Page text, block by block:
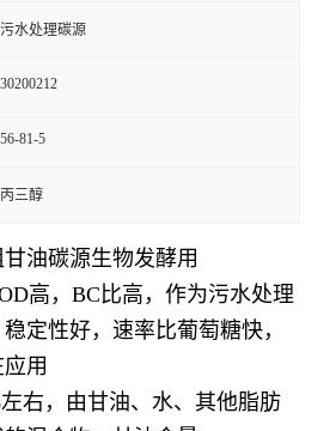
污水处理碳源
30200212
56-81-5
丙三醇
油碳源生物发酵用
高，BC比高，作为污水处理
定性好，速率比葡萄糖快，
用
右，由甘油、水、其他脂肪